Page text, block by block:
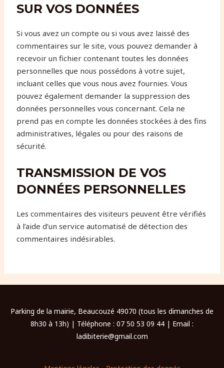
SUR VOS DONNÉES
Si vous avez un compte ou si vous avez laissé des
commentaires sur le site, vous pouvez demander à
recevoir un fichier contenant toutes les données
personnelles que nous possédons à votre sujet,
incluant celles que vous nous avez fournies. Vous
pouvez également demander la suppression des
données personnelles vous concernant. Cela ne
prend pas en compte les données stockées à des fins
administratives, légales ou pour des raisons de
sécurité.
TRANSMISSION DE VOS
DONNÉES PERSONNELLES
Les commentaires des visiteurs peuvent être vérifiés
à l’aide d’un service automatisé de détection des
commentaires indésirables.
Parking de la mairie, Beaucouzé 49070 (tous les dimanches de
8h30 à 13h) | Téléphone : 07 50 53 09 44 | Email :
ladibiterie@gmail.com